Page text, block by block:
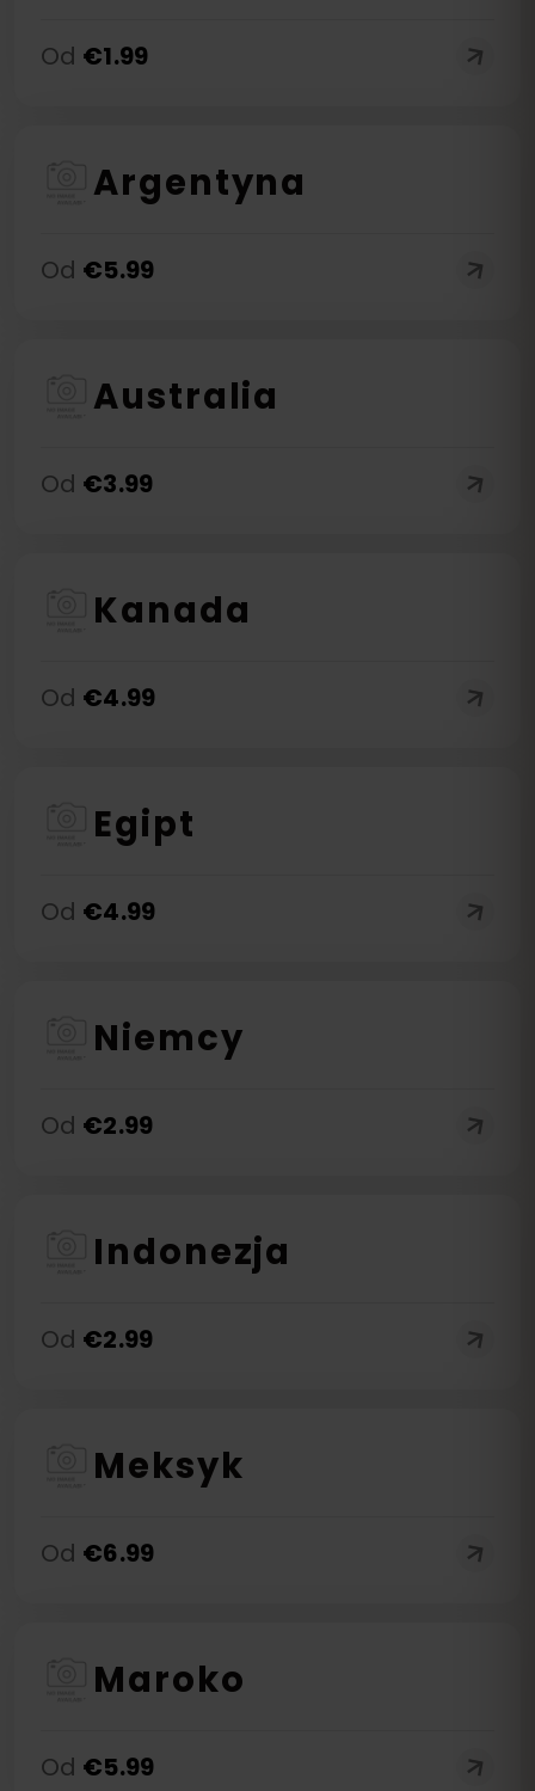
Od €1.99
Argentyna
Od €5.99
Australia
Od €3.99
Kanada
Od €4.99
Egipt
Od €4.99
Niemcy
Od €2.99
Indonezja
Od €2.99
Meksyk
Od €6.99
Maroko
Od €5.99